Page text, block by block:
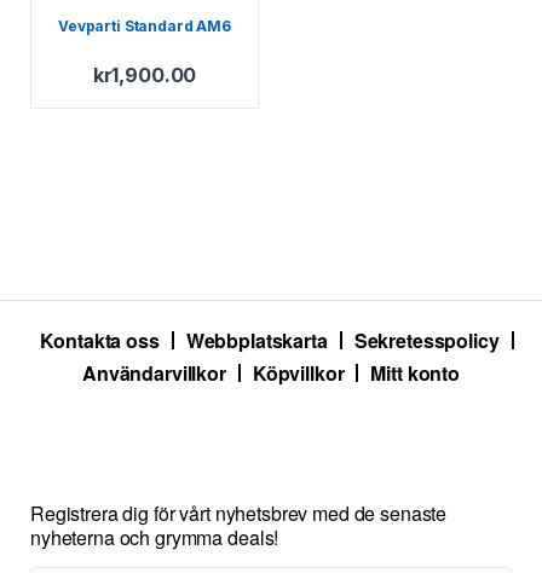
Vevparti Standard AM6
kr1,900.00
Kontakta oss Webbplatskarta
Sekretesspolicy
Användarvillkor
Köpvillkor Mitt konto
Registrera dig för vårt nyhetsbrev med de senaste
nyheterna och grymma deals!